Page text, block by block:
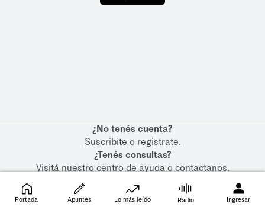
¿No tenés cuenta?
Suscribite o registrate.
¿Tenés consultas?
Visitá nuestrocentro de ayudaocontactanos.
Portada Apuntes Lo más leído Radio Ingresar